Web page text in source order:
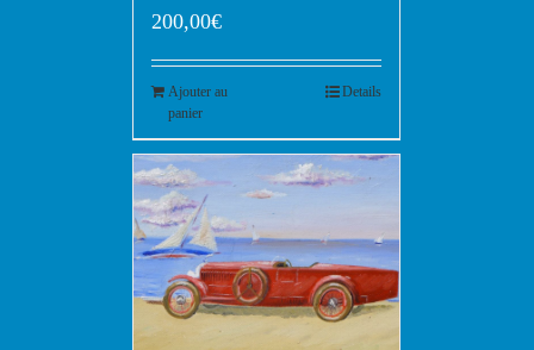
200,00€
Ajouter au
panier
Details